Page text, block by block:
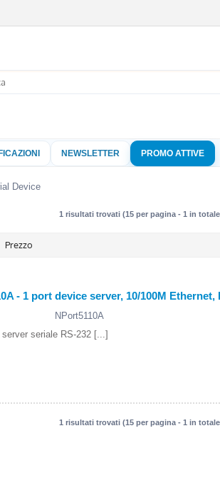
nome utente e
clicca sul
NEWSLETTER PROMO ATTIVE
Device
1 risultati trovati (15 per pagina - 1 in
- 1 port device server, 10/100M Ethernet,
NPort5110A
seriale RS-232 [...]
1 risultati trovati (15 per pagina - 1 in